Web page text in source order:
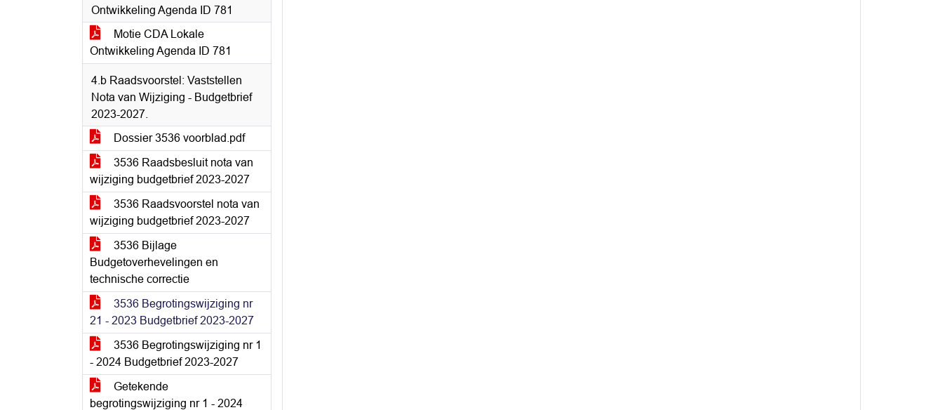
Ontwikkeling Agenda ID 781
Motie CDA Lokale
Ontwikkeling Agenda ID 781
4.b Raadsvoorstel: Vaststellen
Nota van Wijziging - Budgetbrief
2023-2027.
Dossier 3536 voorblad.pdf
3536 Raadsbesluit nota van
wijziging budgetbrief 2023-2027
3536 Raadsvoorstel nota van
wijziging budgetbrief 2023-2027
3536 Bijlage
Budgetoverhevelingen en
technische correctie
3536 Begrotingswijziging nr
21 - 2023 Budgetbrief 2023-2027
3536 Begrotingswijziging nr 1
- 2024 Budgetbrief 2023-2027
Getekende
begrotingswijziging nr 1 - 2024